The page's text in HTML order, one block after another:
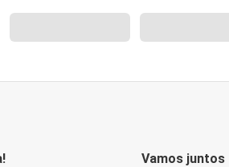
Vamos juntos